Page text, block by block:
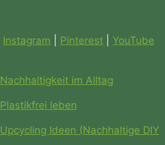
Instagram Pinterest
YouTube
Nachhaltigkeit im Alltag
Plastikfrei leben
Upcycling Ideen (Nachhaltige DIY